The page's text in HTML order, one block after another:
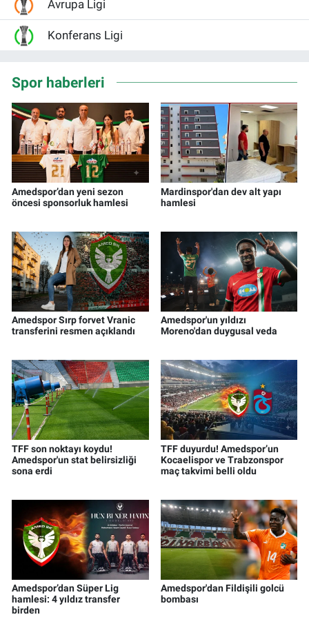
Avrupa Ligi
Konferans Ligi
Spor haberleri
Amedspor’dan yeni sezon
öncesi sponsorluk hamlesi
Mardinspor'dan dev alt yapı
hamlesi
Amedspor Sırp forvet Vranic
transferini resmen açıklandı
Amedspor'un yıldızı
Moreno'dan duygusal veda
TFF son noktayı koydu!
Amedspor'un stat belirsizliği
sona erdi
TFF duyurdu! Amedspor’un
Kocaelispor ve Trabzonspor
maç takvimi belli oldu
Amedspor’dan Süper Lig
hamlesi: 4 yıldız transfer
birden
Amedspor'dan Fildişili golcü
bombası